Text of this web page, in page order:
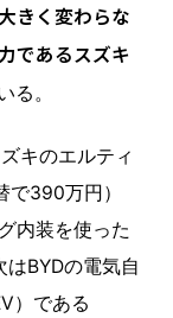
きく変わらな
であるスズキ
る。
キのエルティ
390万円）
内装を使った
BYDの電気自
）である